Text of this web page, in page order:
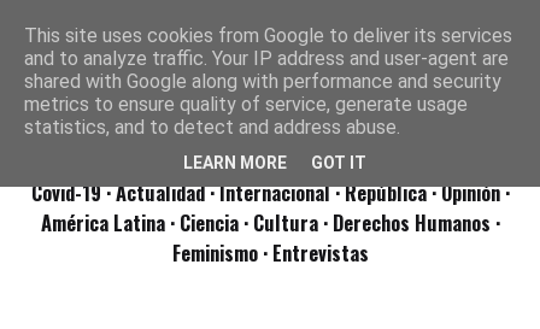
Covid-19· Actualidad· Internacional· República· Opinión·
América Latina · Ciencia · Cultura · Derechos Humanos ·
Feminismo · Entrevistas
This site uses cookies from Google to deliver its services
and to analyze traffic. Your IP address and user-agent are
shared with Google along with performance and security
metrics to ensure quality of service, generate usage
statistics, and to detect and address abuse.
LEARN MORE GOT IT